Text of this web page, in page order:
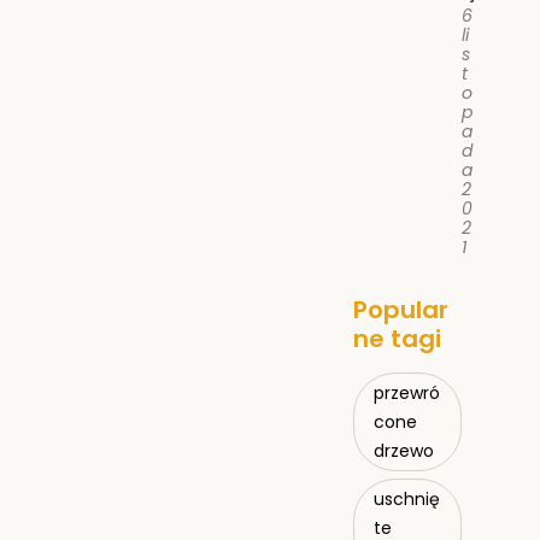
6
li
s
t
o
p
a
d
a
2
0
2
1
Popular
ne tagi
przewró
cone
drzewo
uschnię
te